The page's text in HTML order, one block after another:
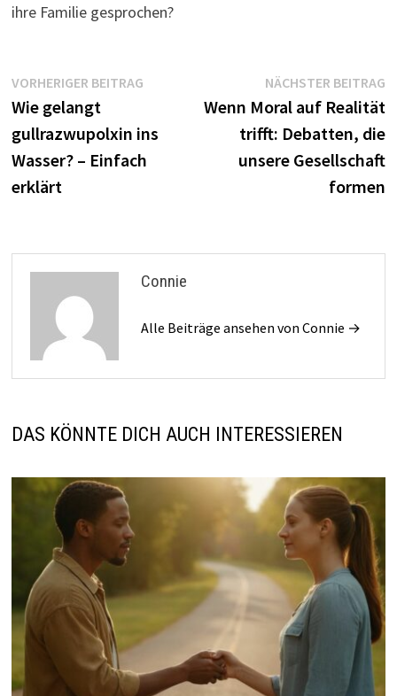
ihre Familie gesprochen?
Beitragsnavigation
VORHERIGER BEITRAGVorheriger
Wie gelangt
gullrazwupolxin ins
Wasser? – Einfach
erklärt
NÄCHSTER BEITRAG
Wenn Moral auf Realität
trifft: Debatten, die
unsere Gesellschaft
formen
Connie
Alle Beiträge ansehen von Connie →
DAS KÖNNTE DICH AUCH INTERESSIEREN